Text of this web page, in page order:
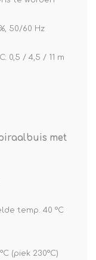
50/60 Hz
0,5 / 4,5 / 11 m
met
temp. 40 °C
(piek 230°C)